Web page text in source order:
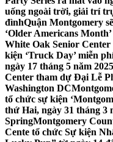
uống ngoài trời, giải trí
đìnhQuận Montgomery
‘Older Americans
White Oak Senior
kiện ‘Truck Day’ miễn
ngày 17 tháng 5 năm 2025
Center tham dự Đại Lễ
Washington DC
tổ chức sự kiện
thứ Hai, ngày 31 tháng 3
SpringMontgomery
Cente tổ chức Sự kiện